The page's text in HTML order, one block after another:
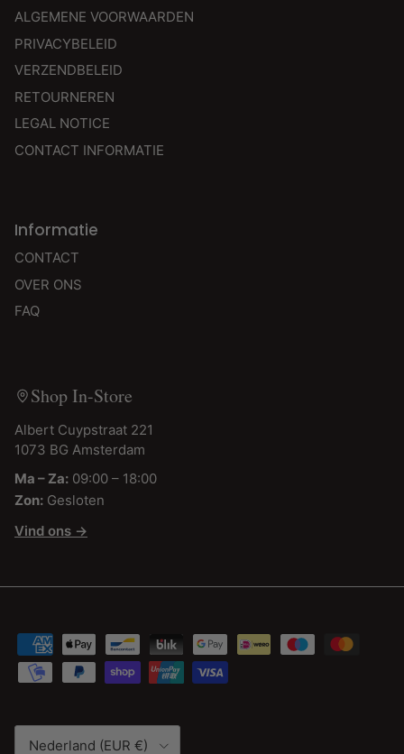
ALGEMENE VOORWAARDEN
PRIVACYBELEID
VERZENDBELEID
RETOURNEREN
LEGAL NOTICE
CONTACT INFORMATIE
Informatie
CONTACT
OVER ONS
FAQ
Shop In-Store
Albert Cuypstraat 221
1073 BG Amsterdam
Ma – Za: 09:00 – 18:00
Zon: Gesloten
Vind ons →
Land/Regio
Nederland (EUR €)